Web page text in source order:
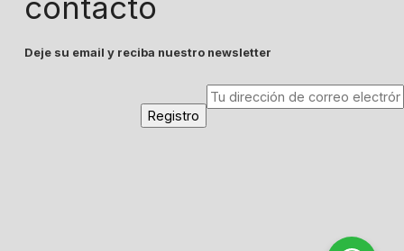
Deje su email y reciba nuestro newsletter